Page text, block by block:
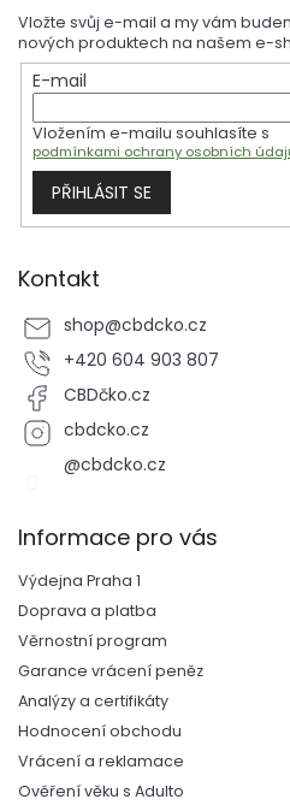
Vložte svůj e-mail a my vám
nových produktech na našem e-
E-mail
Vložením e-mailu souhlasíte s
podmínkami ochrany osobních
PŘIHLÁSIT SE
Kontakt
shop@cbdcko.cz
+420 604 903 807
CBDčko.cz
cbdcko.cz
@cbdcko.cz
Informace pro vás
Výdejna Praha 1
Doprava a platba
Věrnostní program
Garance vrácení peněz
Analýzy a certifikáty
Hodnocení obchodu
Vrácení a reklamace
Ověření věku s Adulto